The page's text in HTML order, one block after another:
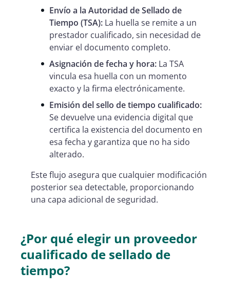
Envío a la Autoridad de Sellado de
Tiempo (TSA): La huella se remite a un
prestador cualificado, sin necesidad de
enviar el documento completo.
Asignación de fecha y hora: La TSA
vincula esa huella con un momento
exacto y la firma electrónicamente.
Emisión del sello de tiempo cualificado:
Se devuelve una evidencia digital que
certifica la existencia del documento en
esa fecha y garantiza que no ha sido
alterado.
Este flujo asegura que cualquier modificación
posterior sea detectable, proporcionando
una capa adicional de seguridad.
¿Por qué elegir un proveedor
cualificado de sellado de
tiempo?